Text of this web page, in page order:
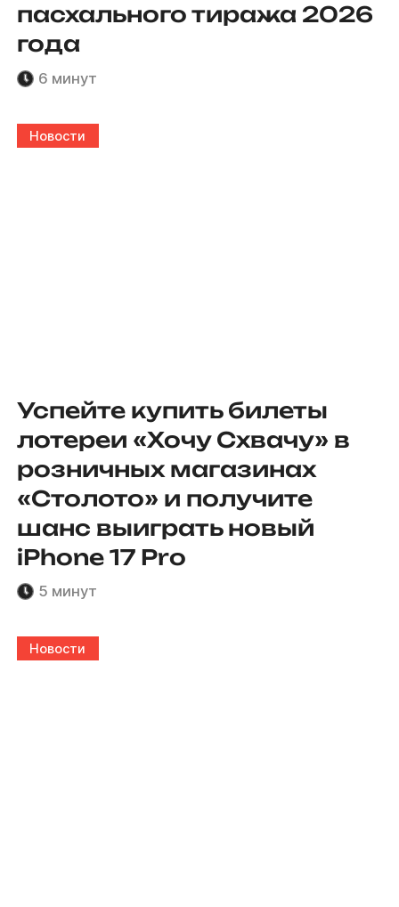
пасхального тиража 2026
года
6 минут
Новости
Успейте купить билеты
лотереи «Хочу Схвачу» в
розничных магазинах
«Столото» и получите
шанс выиграть новый
iPhone 17 Pro
5 минут
Новости